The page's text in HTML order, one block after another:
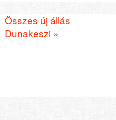
Összes új állás
Dunakeszi »